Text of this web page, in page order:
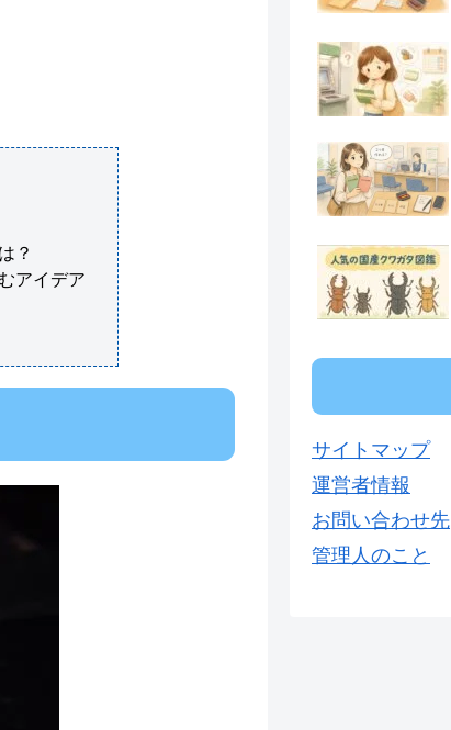
？
アイデア
サイトマップ
運営者情報
お問い合わせ先
管理人のこと